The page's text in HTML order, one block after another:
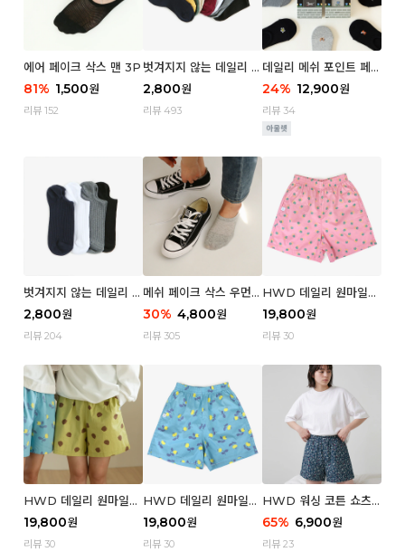
에어 페이크 삭스 맨 3P
81% 1,500원
리뷰 152
벗겨지지 않는 데일리 페
이크 삭스 (우먼)
2,800원
리뷰 493
데일리 메쉬 포인트 페이
크 삭스 우먼 4P
24% 12,900원
리뷰 34
벗겨지지 않는 데일리 페
이크 삭스 (맨)
2,800원
리뷰 204
메쉬 페이크 삭스 우먼 3
P
30% 4,800원
리뷰 305
HWD 데일리 원마일
쇼츠 - 04 Aroma (우
먼)
19,800원
리뷰 30
HWD 데일리 원마일
쇼츠 - 03 Poodle (우
먼)
19,800원
리뷰 30
HWD 데일리 원마일
쇼츠 - 02 Chouchou
(우먼)
19,800원
리뷰 30
HWD 워싱 코튼 쇼츠
(우먼) - 03 Berry tre
e
65% 6,900원
리뷰 23